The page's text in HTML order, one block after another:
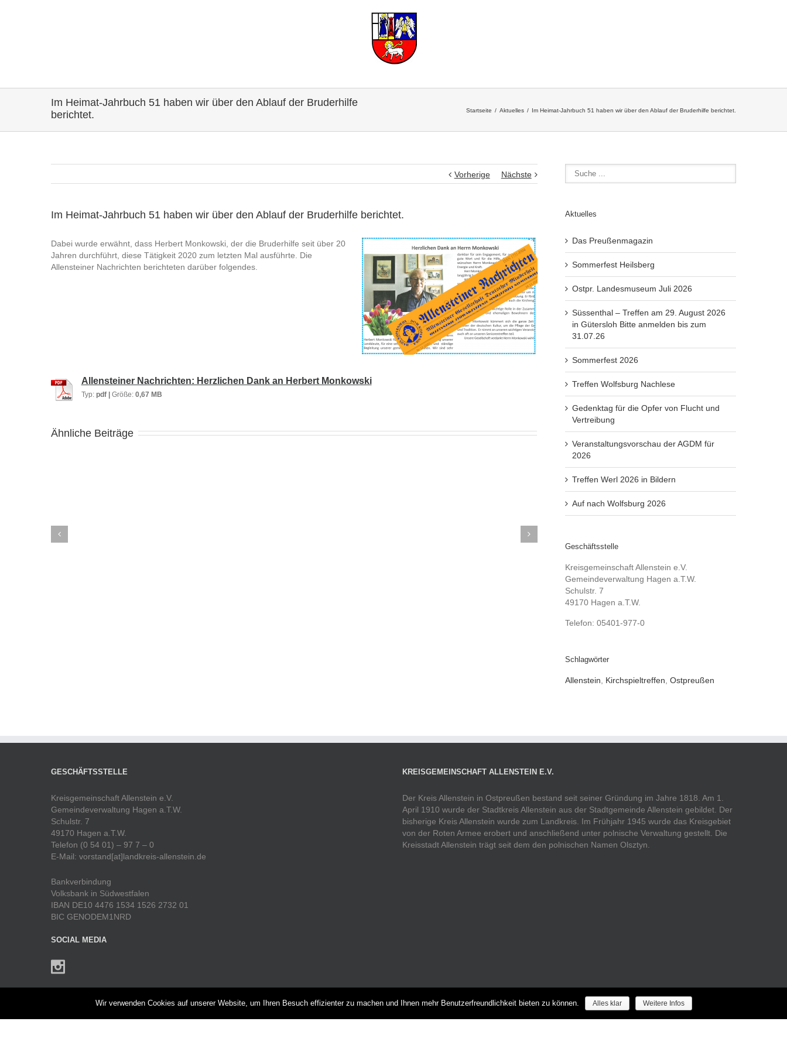
Im Heimat-Jahrbuch 51 haben wir über den Ablauf der Bruderhilfe
berichtet.
Startseite Aktuelles Im Heimat-Jahrbuch 51 haben wir über den Ablauf der Bruderhilfe berichtet.
Vorherige Nächste
Im Heimat-Jahrbuch 51 haben wir über den Ablauf der Bruderhilfe berichtet.
Dabei wurde erwähnt, dass Herbert Monkowski, der die Bruderhilfe seit über 20
Jahren durchführt, diese Tätigkeit 2020 zum letzten Mal ausführte. Die
Allensteiner Nachrichten berichteten darüber folgendes.
Allensteiner Nachrichten: Herzlichen Dank an Herbert Monkowski
Typ:pdf | Größe: 0,67 MB
Ähnliche Beiträge
Aktuelles
Das Preußenmagazin
Sommerfest Heilsberg
Ostpr. Landesmuseum Juli 2026
Süssenthal – Treffen am 29. August 2026
in Gütersloh Bitte anmelden bis zum
31.07.26
Sommerfest 2026
Treffen Wolfsburg Nachlese
Gedenktag für die Opfer von Flucht und
Vertreibung
Veranstaltungsvorschau der AGDM für
2026
Treffen Werl 2026 in Bildern
Auf nach Wolfsburg 2026
Geschäftsstelle
Kreisgemeinschaft Allenstein e.V.
Gemeindeverwaltung Hagen a.T.W.
Schulstr. 7
49170 Hagen a.T.W.
Telefon: 05401-977-0
Schlagwörter
Allenstein Kirchspieltreffen Ostpreußen
GESCHÄFTSSTELLE
Kreisgemeinschaft Allenstein e.V.
Gemeindeverwaltung Hagen a.T.W.
Schulstr. 7
49170 Hagen a.T.W.
Telefon (0 54 01) – 97 7 – 0
E-Mail: vorstand[at]landkreis-allenstein.de
Bankverbindung
Volksbank in Südwestfalen
IBAN DE10 4476 1534 1526 2732 01
BIC GENODEM1NRD
SOCIAL MEDIA
KREISGEMEINSCHAFT ALLENSTEIN E.V.
Der Kreis Allenstein in Ostpreußen bestand seit seiner Gründung im Jahre 1818. Am 1.
April 1910 wurde der Stadtkreis Allenstein aus der Stadtgemeinde Allenstein gebildet. Der
bisherige Kreis Allenstein wurde zum Landkreis. Im Frühjahr 1945 wurde das Kreisgebiet
von der Roten Armee erobert und anschließend unter polnische Verwaltung gestellt. Die
Kreisstadt Allenstein trägt seit dem den polnischen Namen Olsztyn.
UNTERMENÜ NEUESTE BEITRÄGE
Wir verwenden Cookies auf unserer Website, um Ihren Besuch effizienter zu machen und Ihnen mehr Benutzerfreundlichkeit bieten zu können. Alles klar Weitere Infos